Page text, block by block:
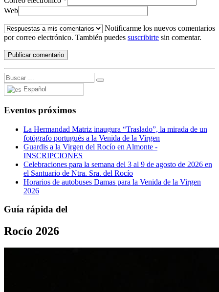
Web
Notificarme los nuevos comentarios
por correo electrónico. También puedes suscribirte sin comentar.
Español
Eventos próximos
La Hermandad Matriz inaugura “Traslado”, la mirada de un
fotógrafo portugués a la Venida de la Virgen
Guardis a la Virgen del Rocío en Almonte -
INSCRIPCIONES
Celebraciones para la semana del 3 al 9 de agosto de 2026 en
el Santuario de Ntra. Sra. del Rocío
Horarios de autobuses Damas para la Venida de la Virgen
2026
Guía rápida del
Rocío 2026